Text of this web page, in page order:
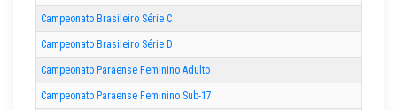
Campeonato Brasileiro Série C
Campeonato Brasileiro Série D
Campeonato Paraense Feminino Adulto
Campeonato Paraense Feminino Sub-17